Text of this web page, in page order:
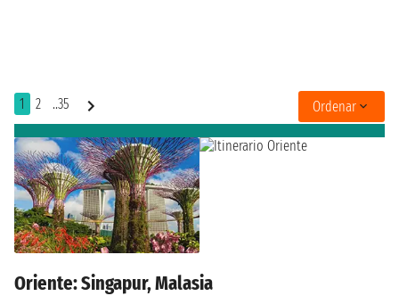
1 2 ..35 Ordenar
Oriente: Singapur, Malasia